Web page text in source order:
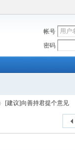
帐号
密码
[建议]向善持君提个意见